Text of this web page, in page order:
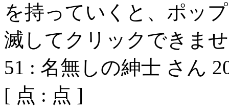
を持っていくと、ポッ
滅してクリックできま
51 : 名無しの紳士 さん
[ 点 : 点 ]